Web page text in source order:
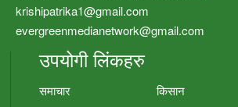
krishipatrika1@gmail.com
evergreenmedianetwork@gmail.com
उपयोगी लिंकहरु
समाचार किसान